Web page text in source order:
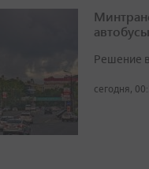
Решение
сегодня,